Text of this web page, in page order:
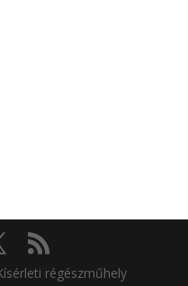
régészműhely